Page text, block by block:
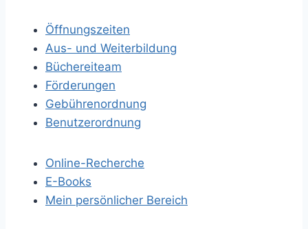
Öffnungszeiten
Aus- und Weiterbildung
Büchereiteam
Förderungen
Gebührenordnung
Benutzerordnung
Online-Recherche
E-Books
Mein persönlicher Bereich